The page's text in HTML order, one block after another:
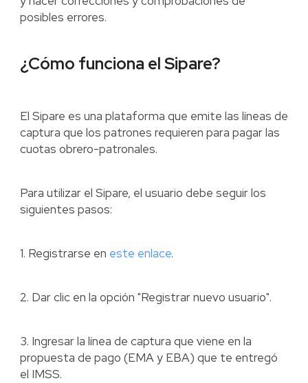
posibles errores.
¿Cómo funciona el Sipare?
El Sipare es una plataforma que emite las líneas de
captura que los patrones requieren para pagar las
cuotas obrero-patronales.
Para utilizar el Sipare, el usuario debe seguir los
siguientes pasos:
1. Registrarse en este enlace.
2. Dar clic en la opción "Registrar nuevo usuario".
3. Ingresar la línea de captura que viene en la
propuesta de pago (EMA y EBA) que te entregó
el IMSS.